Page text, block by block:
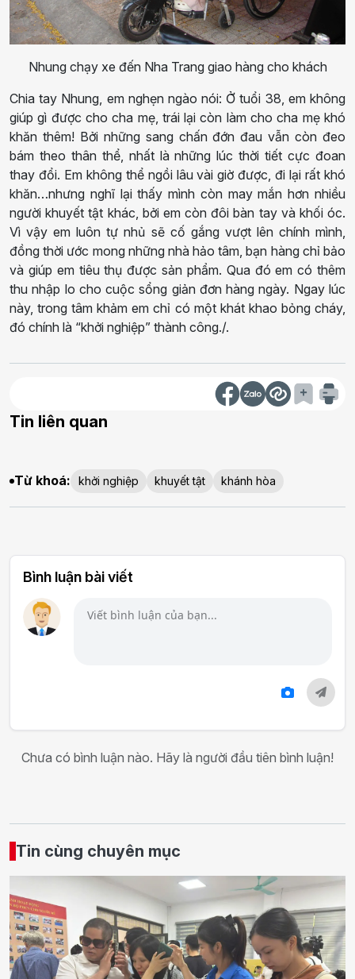
Nhung chạy xe đến Nha Trang giao hàng cho khách
Chia tay Nhung, em nghẹn ngào nói: Ở tuổi 38, em không
giúp gì được cho cha mẹ, trái lại còn làm cho cha mẹ khó
khăn thêm! Bởi những sang chấn đớn đau vẫn còn đeo
bám theo thân thể, nhất là những lúc thời tiết cực đoan
thay đổi. Em không thể ngồi lâu vài giờ được, đi lại rất khó
khăn…nhưng nghĩ lại thấy mình còn may mắn hơn nhiều
người khuyết tật khác, bởi em còn đôi bàn tay và khối óc.
Vì vậy em luôn tự nhủ sẽ cố gắng vượt lên chính mình,
đồng thời ước mong những nhà hảo tâm, bạn hàng chỉ bảo
và giúp em tiêu thụ được sản phẩm. Qua đó em có thêm
thu nhập lo cho cuộc sổng giản đơn hàng ngày. Ngay lúc
này, trong tâm khảm em chỉ có một khát khao bỏng cháy,
đó chính là “khởi nghiệp” thành công./.
Tin liên quan
Từ khoá: khởi nghiệp khuyết tật khánh hòa
Bình luận bài viết
Chưa có bình luận nào. Hãy là người đầu tiên bình luận!
Tin cùng chuyên mục